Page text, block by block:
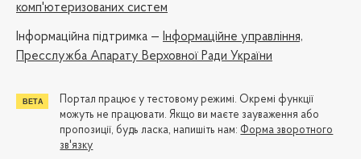
комп'ютеризованих систем
Iнформаційна підтримка — Інформаційне управління,
Пресслужба Апарату Верховної Ради України
Портал працює у тестовому режимі. Окремі функції
можуть не працювати. Якщо ви маєте зауваження або
пропозиції, будь ласка, напишіть нам: Форма зворотного
зв'язку